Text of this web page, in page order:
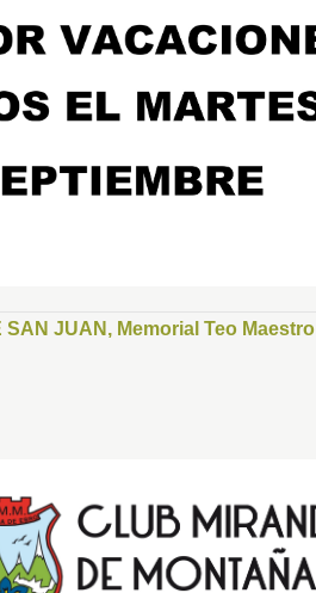
SAN JUAN, Memorial Teo Maestro